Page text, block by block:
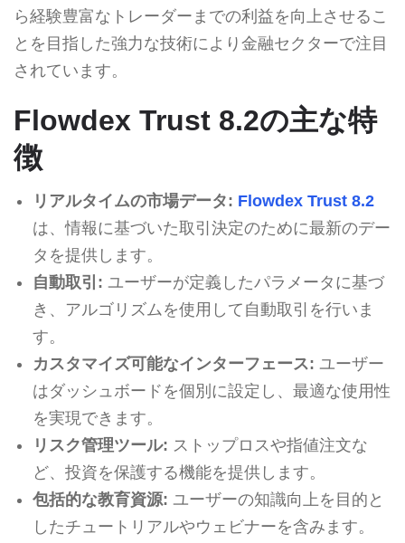
ら経験豊富なトレーダーまでの利益を向上させるこ
とを目指した強力な技術により金融セクターで注目
されています。
Flowdex Trust 8.2の主な特
徴
リアルタイムの市場データ: Flowdex Trust 8.2
は、情報に基づいた取引決定のために最新のデー
タを提供します。
自動取引: ユーザーが定義したパラメータに基づ
き、アルゴリズムを使用して自動取引を行いま
す。
カスタマイズ可能なインターフェース: ユーザー
はダッシュボードを個別に設定し、最適な使用性
を実現できます。
リスク管理ツール: ストップロスや指値注文な
ど、投資を保護する機能を提供します。
包括的な教育資源: ユーザーの知識向上を目的と
したチュートリアルやウェビナーを含みます。